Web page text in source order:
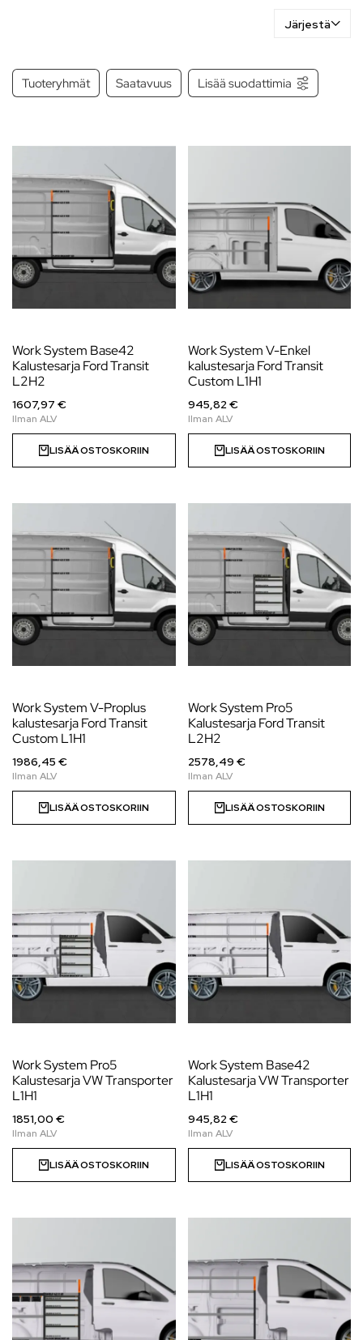
Järjestä
Tuoteryhmät Saatavuus Lisää suodattimia
Work System Base42
Kalustesarja Ford Transit
L2H2
1607,97 €
LISÄÄ OSTOSKORIIN
Work System V-Enkel
kalustesarja Ford Transit
Custom L1H1
945,82 €
LISÄÄ OSTOSKORIIN
Work System V-Proplus
kalustesarja Ford Transit
Custom L1H1
1986,45 €
LISÄÄ OSTOSKORIIN
Work System Pro5
Kalustesarja Ford Transit
L2H2
2578,49 €
LISÄÄ OSTOSKORIIN
Work System Pro5
Kalustesarja VW Transporter
L1H1
1851,00 €
LISÄÄ OSTOSKORIIN
Work System Base42
Kalustesarja VW Transporter
L1H1
945,82 €
LISÄÄ OSTOSKORIIN